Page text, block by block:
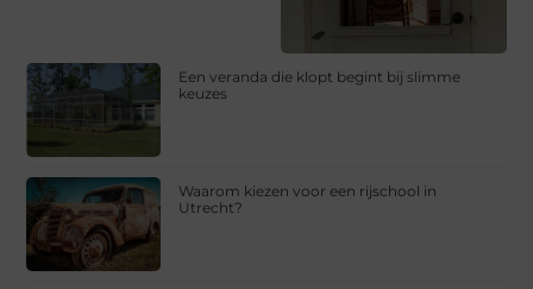
Een veranda die klopt begint bij slimme
keuzes
Waarom kiezen voor een rijschool in
Utrecht?